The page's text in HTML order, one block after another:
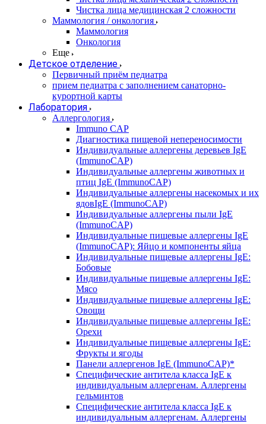
Чистка лица медицинская 2 сложности
Маммология / онкология
Маммология
Онкология
Еще
Детское отделение
Первичный приём педиатра
прием педиатра с заполнением санаторно-
курортной карты
Лаборатория
Аллергология
Immuno CAP
Диагностика пищевой непереносимости
Индивидуальные аллергены деревьев IgE
(ImmunoCAP)
Индивидуальные аллергены животных и
птиц IgE (ImmunoCAP)
Индивидуальные аллергены насекомых и их
ядовIgE (ImmunoCAP)
Индивидуальные аллергены пыли IgE
(ImmunoCAP)
Индивидуальные пищевые аллергены IgE
(ImmunoCAP): Яйцо и компоненты яйца
Индивидуальные пищевые аллергены IgE:
Бобовые
Индивидуальные пищевые аллергены IgE:
Мясо
Индивидуальные пищевые аллергены IgE:
Овощи
Индивидуальные пищевые аллергены IgE:
Орехи
Индивидуальные пищевые аллергены IgE:
Фрукты и ягоды
Панели аллергенов IgE (ImmunoCAP)*
Специфические антитела класса IgE к
индивидуальным аллергенам. Аллергены
гельминтов
Специфические антитела класса IgE к
индивидуальным аллергенам. Аллергены